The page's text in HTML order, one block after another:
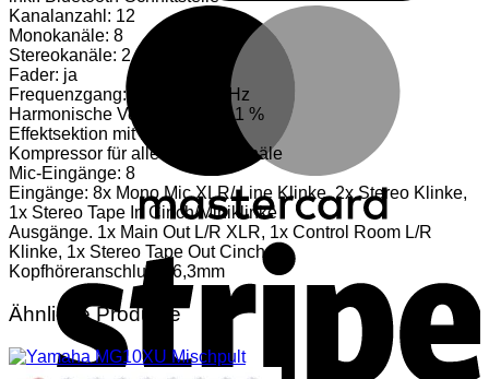
Kanalanzahl: 12
Monokanäle: 8
Stereokanäle: 2
Fader: ja
Frequenzgang: 10 Hz – 20 kHz
Harmonische Verzerrung < 0,1 %
Effektsektion mit 16 Presets
Kompressor für alle Mikrofonkanäle
Mic-Eingänge: 8
Eingänge: 8x Mono Mic XLR/ Line Klinke, 2x Stereo Klinke,
1x Stereo Tape In Cinch/Miniklinke
Ausgänge. 1x Main Out L/R XLR, 1x Control Room L/R
Klinke, 1x Stereo Tape Out Cinch
Kopfhöreranschluss: 6,3mm
Ähnliche Produkte